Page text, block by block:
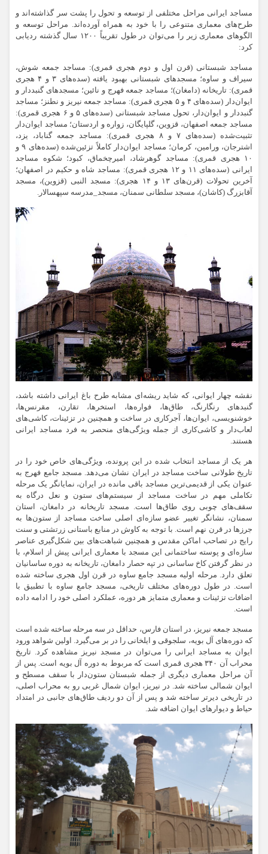
مساجد ایرانی مراحل مختلفی از توسعه و تحول را پشت سر گذاشته‌اند و
طرح‌های معماری متنوعی را با خود به همراه آورده‌اند. مراحل توسعه و
الگوهای معماری زیر را می‌توان در طول تقریباً
سال گذشته ردیابی
کرد:
مساجد شبستانی (قرن اول و دوم هجری قمری): مساجد جمعه شوش،
سیراف
و ساوه؛ مسجدهای شبستانی بهبود یافته (سده‌های ۳ و ۴ هجری
قمری): تاریخانه (دامغان)؛ مساجد جمعهفهرج و نائین؛ مسجدهایگنبددار و
ایوان‌دار (سده‌های ۴ و ۵ هجری قمری): مساجد جمعه
نیریز و نطنز؛ مساجد
گنبددار
و ایوان‌دار، تحول مساجد شبستانی (سده‌های ۵ و ۶ هجری قمری):
مساجد جمعه اصفهان، قزوین، گلپایگان، زواره و اردستان؛ مساجد ایوان‌دار
تثبیت‌شده (سده‌های ۷ و ۸ هجری قمری): مساجد جمعه گناباد، یزد،
اشترجان
، ورامین، کرمان؛ مساجد ایوان‌دار کاملاً تزئین‌شده (سده‌های ۹ و
۱۰ هجری قمری): مساجد گوهرشاد،
امیرچخماق، کبود؛ شکوه مساجد
ایرانی (سده‌های ۱۱ و ۱۲ هجری قمری): مساجد شاه و حکیم در اصفهان؛
آخرین تحولات (قرن‌های ۱۳ و ۱۴ هجری): مسجد
النبی (قزوین)، مسجد
آقابزرگ (کاشان)، مسجد سلطانی سمنان، مسجد_مدرسه سپهسالار.
نقشه چهار ایوانی، که شاید ریشه‌ای مشابه طرح باغ ایرانی داشته باشد،
گنبدهای رنگارنگ، طاق‌ها، فواره‌ها، استخرها، تقارن، مقرنس‌ها،
خوشنویسی، ایوان‌ها، آجرکاری در ساخت و همچنین در تزئینات، کاشی‌های
لعاب‌دار و کاشی‌کاری از جمله ویژگی‌های منحصر به فرد مساجد ایرانی
هستند.
هر یک از مساجد انتخاب شده در این پرونده، ویژگی‌های خاص خود را در
تاریخ طولانی ساخت مساجد در ایران نشان می‌دهد. مسجد جامع فهرج به
عنوان یکی از قدیمی‌ترین مساجد باقی مانده در ایران، نمایانگر یک مرحله
تکاملی مهم در ساخت مساجد از سیستم‌های ستون و نعل درگاه به
سقف‌های چوبی روی طاق‌ها است. مسجدتاریخانه در دامغان، استان
سمنان، نشانگر تغییر عضو سازه‌ای اصلی ساخت مساجد از ستون‌ها به
جرزها در قرن نهم است. با توجه به کاوش در منابع باستانی زرتشتی و سنت
رایج در تصاحب اماکن مقدس و همچنین شباهت‌های بین شکل‌گیری عناصر
سازه‌ای و پوسته ساختمانی این مسجد با معماری ایرانی پیش از اسلام، با
در نظر گرفتن کاخ ساسانی در تپه حصار دامغان، تاریخانه به دوره ساسانیان
تعلق دارد. مرحله اولیه مسجد جامع ساوه در قرن اول هجری ساخته شده
است. در طول دوره‌های مختلف تاریخی، مسجد جامع ساوه با تطبیق با
اضافات تزئینات و معماری متمایز هر دوره، عملکرد اصلی خود را ادامه داده
است.
مسجد جمعه نیریز ، در استان فارس، حداقل در سه مرحله ساخته شده است
که دوره‌های آل بویه، سلجوقی و ایلخانی را در بر می‌گیرد. اولین شواهد ورود
ایوان به مساجد ایرانی را می‌توان در مسجد نیریز
مشاهده کرد. تاریخ
محراب آن ۳۴۰ هجری قمری است که مربوط به دوره آل
بویه
است. پس از
آن مراحل معماری دیگری از جمله شبستان ستون‌دار با سقف مسطح و
ایوان شمالی ساخته شد. در
نیریز ، ایوان شمال غربی رو به محراب اصلی،
در تاریخی دیرتر ساخته شد و پس از آن دو ردیف طاق‌های جانبی در امتداد
حیاط و دیوارهای ایوان اضافه شد.